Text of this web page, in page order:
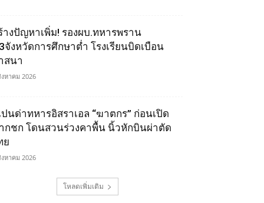
างปัญหาเพิ่ม! รองผบ.ทหารพราน
จังหวัดการศึกษาต่ำ โรงเรียนบิดเบือน
สนา
หาคม 2026
ปนด่าทหารอิสราเอล “ฆาตกร” ก่อนเปิด
กชก โดนสวนร่วงคาพื้น นิ้วหักบินผ่าตัด
ย
หาคม 2026
โหลดเพิ่มเติม